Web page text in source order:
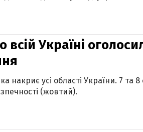
всій Україні
накриє усі області України. 7 та
(жовтий).